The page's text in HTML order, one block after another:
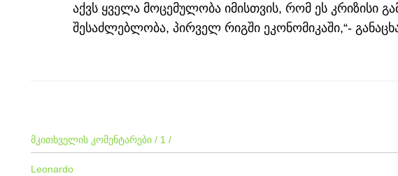
აქვს ყველა მოცემულობა იმისთვის, რომ ეს კრიზისი
შესაძლებლობა, პირველ რიგში ეკონომიკაში,“-
მკითხველის კომენტარები / 1 /
Leonardo